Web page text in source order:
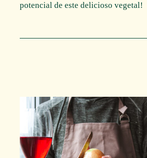
potencial de este delicioso vegetal!